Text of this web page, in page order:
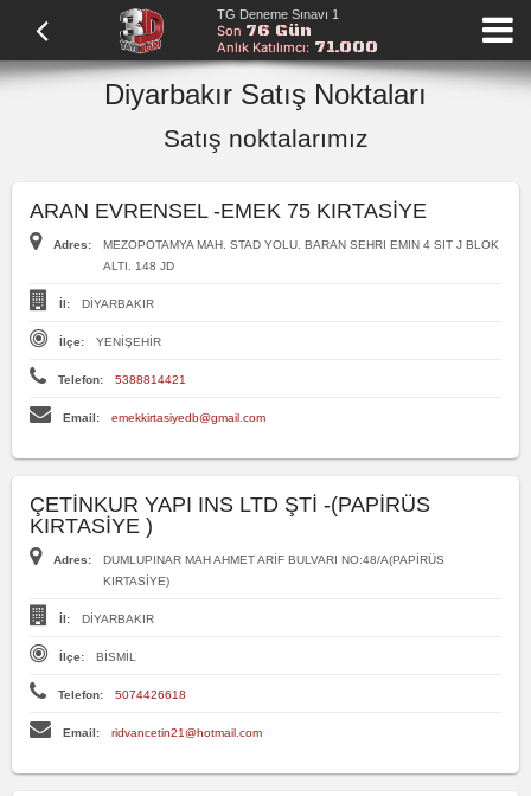
TG Deneme Sınavı 1
Son 76 Gün
Anlık Katılımcı: 71.000
Diyarbakır Satış Noktaları
Satış noktalarımız
ARAN EVRENSEL -EMEK 75 KIRTASİYE
Adres:
MEZOPOTAMYA MAH. STAD YOLU. BARAN SEHRI EMIN 4 SIT J BLOK
ALTI. 148 JD
İl: DİYARBAKIR
İlçe: YENİŞEHİR
Telefon: 5388814421
Email: emekkirtasiyedb@gmail.com
ÇETİNKUR YAPI INS LTD ŞTİ -(PAPİRÜS
KIRTASİYE )
Adres:
DUMLUPINAR MAH AHMET ARİF BULVARI NO:48/A(PAPİRÜS
KIRTASİYE)
İl: DİYARBAKIR
İlçe: BİSMİL
Telefon: 5074426618
Email: ridvancetin21@hotmail.com